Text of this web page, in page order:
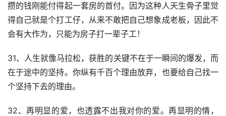
攒的钱刚能付得起一套房的首付。因为这种人天生骨子里觉
得自己就是个打工仔，从来不敢把自己想象成老板，因此不
会有大作为，只能为房子打一辈子工！
31、人生就像马拉松，获胜的关键不在于一瞬间的爆发，而
在于途中的坚持。你纵有千百个理由放弃，也要给自己找一
个坚持下去的理由。
32、再明显的爱，也透露不出我对你的爱。再显明的情，